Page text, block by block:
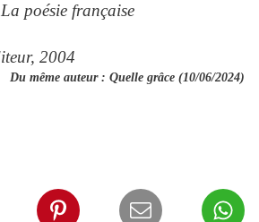
poésie française
2004
Du même auteur : Quelle grâce (10/06/2024)